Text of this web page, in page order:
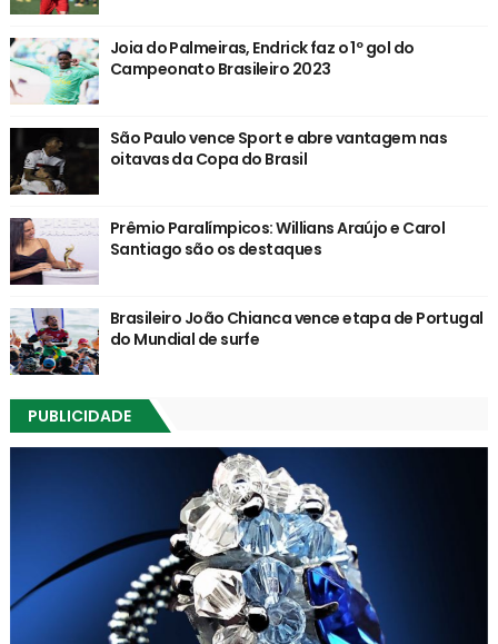
Joia do Palmeiras, Endrick faz o 1º gol do
Campeonato Brasileiro 2023
São Paulo vence Sport e abre vantagem nas
oitavas da Copa do Brasil
Prêmio Paralímpicos: Willians Araújo e Carol
Santiago são os destaques
Brasileiro João Chianca vence etapa de Portugal
do Mundial de surfe
PUBLICIDADE